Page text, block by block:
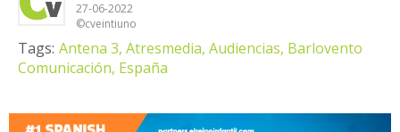
27-06-2022
©cveintiuno
Tags: Antena 3, Atresmedia, Audiencias, Barlovento
Comunicación, España